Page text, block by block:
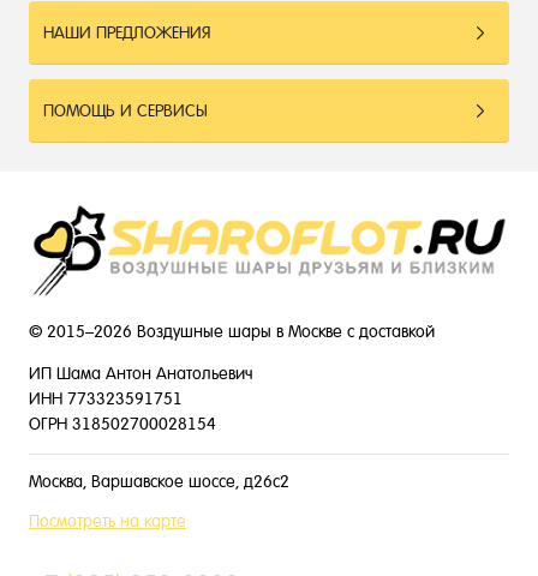
НАШИ ПРЕДЛОЖЕНИЯ
ПОМОЩЬ И СЕРВИСЫ
© 2015–2026 Воздушные шары в Москве с доставкой
ИП Шама Антон Анатольевич
ИНН 773323591751
ОГРН 318502700028154
Москва, Варшавское шоссе, д26с2
Посмотреть на карте